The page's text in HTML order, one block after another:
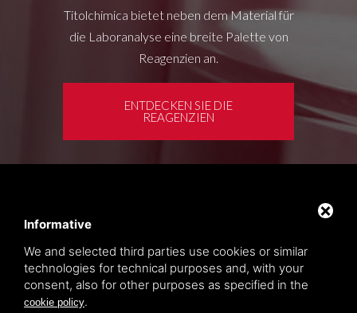
Titolchimica bietet neben dem Material für
die Laboranalyse eine breite Palette von
Reagenzien an.
ENTDECKEN SIE DIE
REAGENZIEN
Informative
We and selected third parties use cookies or similar
technologies for technical purposes and, with your
consent, also for other purposes as specified in the
cookie policy.
Privacy policy
TITOLCHIMICA SPA - VIA DELL'ARTIGIANATO, 2
(MACROAREA) 45030 VILLAMARZANA (RO) ITALY,